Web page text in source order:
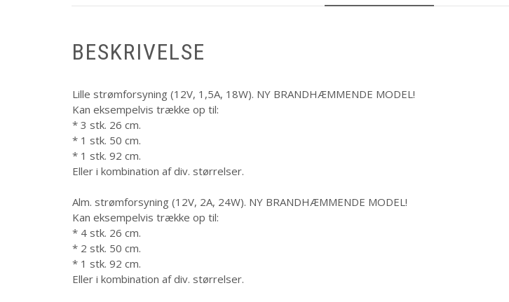
BESKRIVELSE
Lille strømforsyning (12V, 1,5A, 18W). NY BRANDHÆMMENDE MODEL!
Kan eksempelvis trække op til:
* 3 stk. 26 cm.
* 1 stk. 50 cm.
* 1 stk. 92 cm.
Eller i kombination af div. størrelser.
Alm. strømforsyning (12V, 2A, 24W). NY BRANDHÆMMENDE MODEL!
Kan eksempelvis trække op til:
* 4 stk. 26 cm.
* 2 stk. 50 cm.
* 1 stk. 92 cm.
Eller i kombination af div. størrelser.